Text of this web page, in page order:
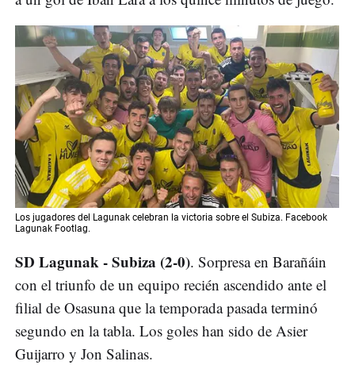
Los jugadores del Lagunak celebran la victoria sobre el Subiza. Facebook
Lagunak Footlag.
SD Lagunak - Subiza (2-0). Sorpresa en Barañáin
con el triunfo de un equipo recién ascendido ante el
filial de Osasuna que la temporada pasada terminó
segundo en la tabla. Los goles han sido de Asier
Guijarro y Jon Salinas.